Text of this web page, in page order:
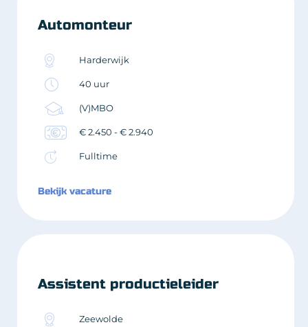
Automonteur
Harderwijk
40 uur
(V)MBO
€ 2.450 - € 2.940
Fulltime
Bekijk vacature
Assistent productieleider
Zeewolde